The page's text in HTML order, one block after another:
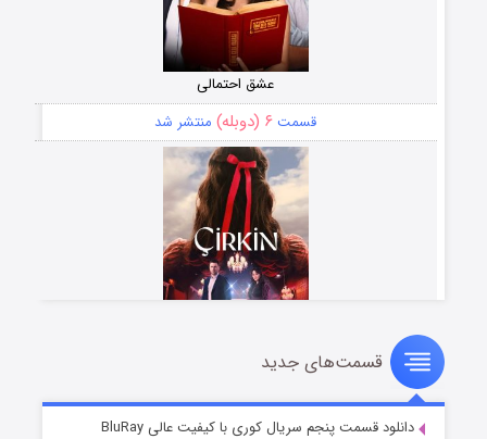
عشق احتمالی
قسمت ۶ (دوبله) منتشر شد
سریال زشت
قسمت۵ (زیرنویس) منتشر شد
قسمت‌های جدید
دانلود قسمت پنجم سریال کوری با کیفیت عالی BluRay